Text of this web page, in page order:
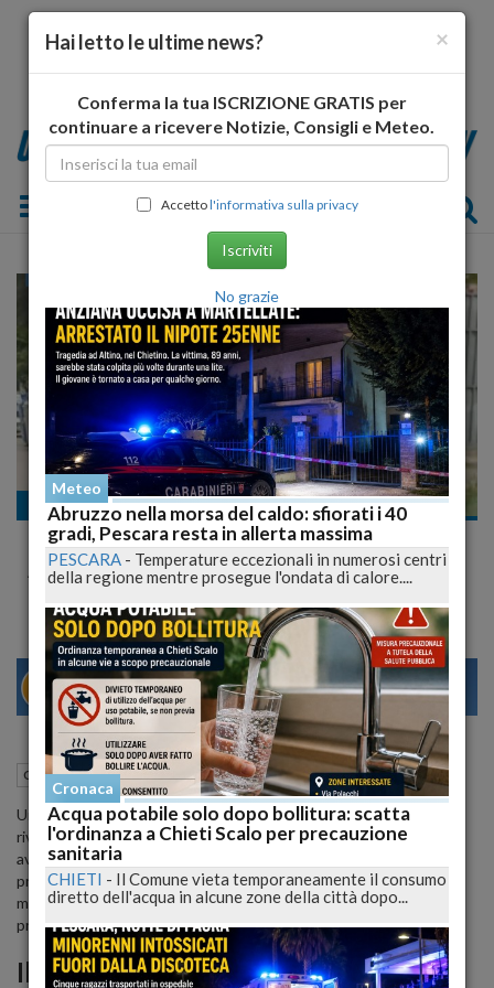
Toggle navigation
Cronaca
Truffa alle Assicurazioni: Coinvolti
Avvocati, Medici e Infermieri
MILANO 29 31
Cronaca Chieti (CH) 23 Luglio 2024 10:10
Un'indagine coordinata dalla Procura della Repubblica di Chieti ha
rivelato una vasta rete di truffe assicurative che coinvolge
avvocati, medici e infermieri. In totale, sono 76 gli indagati, con 14
provvedimenti cautelari eseguiti da polizia e guardia di finanza. Le
misure includono arresti domiciliari, divieti di esercitare la
professione e obblighi di presentazione alla polizia giudiziaria.
Il Sistema di Truffa
×
Hai letto le ultime news?
Conferma la tua ISCRIZIONE GRATIS per
continuare a ricevere Notizie, Consigli e Meteo.
Accettol'informativa sulla privacy
Iscriviti
No grazie
Meteo
Abruzzo nella morsa del caldo: sfiorati i 40
gradi, Pescara resta in allerta massima
PESCARA - Temperature eccezionali in numerosi centri
della regione mentre prosegue l'ondata di calore....
Cronaca
Acqua potabile solo dopo bollitura: scatta
l'ordinanza a Chieti Scalo per precauzione
sanitaria
CHIETI - Il Comune vieta temporaneamente il consumo
diretto dell'acqua in alcune zone della città dopo...